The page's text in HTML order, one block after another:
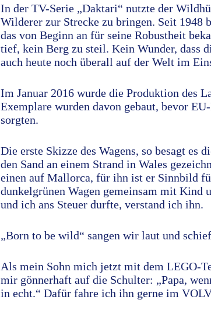
In der TV-Serie „Daktari“ nutzte der
Wilderer zur Strecke zu bringen. Seit 1948
das von Beginn an für seine Robustheit
tief, kein Berg zu steil. Kein Wunder, dass
auch heute noch überall auf der Welt im
Im Januar 2016 wurde die Produktion des
Exemplare wurden davon gebaut, bevor
sorgten.
Die erste Skizze des Wagens, so besagt es
den Sand an einem Strand in Wales
einen auf Mallorca, für ihn ist er Sinnbild
dunkelgrünen Wagen gemeinsam mit Kind
und ich ans Steuer durfte, verstand ich ihn.
„Born to be wild“ sangen wir laut und
Als mein Sohn mich jetzt mit dem LEGO-
mir gönnerhaft auf die Schulter: „Papa,
in echt.“ Dafür fahre ich ihn gerne im